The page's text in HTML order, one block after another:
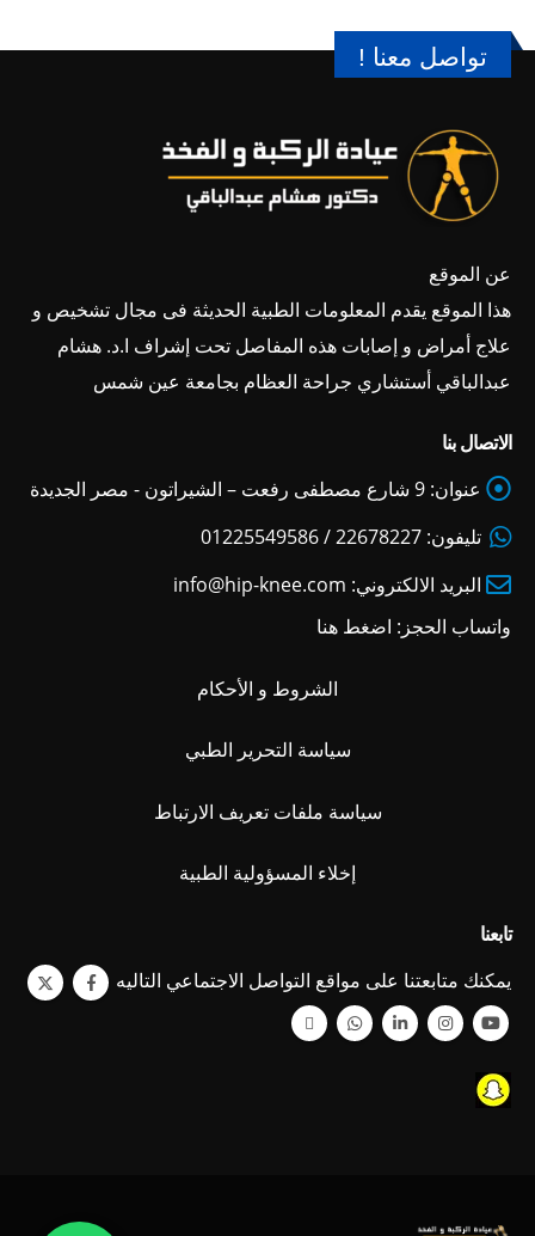
تواصل معنا !
عن الموقع
هذا الموقع يقدم المعلومات الطبية الحديثة فى مجال تشخيص و
علاج أمراض و إصابات هذه المفاصل تحت إشراف ا.د. هشام
عبدالباقي أستشاري جراحة العظام بجامعة عين شمس
الاتصال بنا
عنوان: 9 شارع مصطفى رفعت – الشيراتون - مصر الجديدة
تليفون: 22678227 / 01225549586
البريد الالكتروني: info@hip-knee.com
واتساب الحجز: اضغط هنا
الشروط و الأحكام
سياسة التحرير الطبي
سياسة ملفات تعريف الارتباط
إخلاء المسؤولية الطبية
تابعنا
يمكنك متابعتنا على مواقع التواصل الاجتماعي التاليه